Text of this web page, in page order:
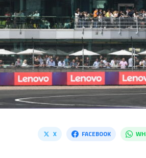
X FACEBOOK